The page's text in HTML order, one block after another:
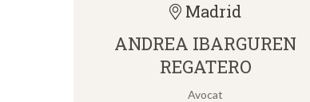
Madrid
ANDREA IBARGUREN
REGATERO
Avocat